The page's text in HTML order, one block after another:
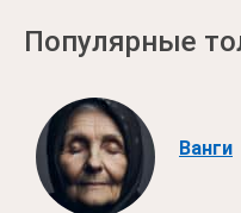
Популярные
Ванги